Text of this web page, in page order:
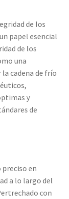
de los
papel esencial
de los
una
cadena de frío
y
de
preciso en
a lo largo del
con